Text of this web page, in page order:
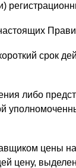
срок
либо
цены
цену,